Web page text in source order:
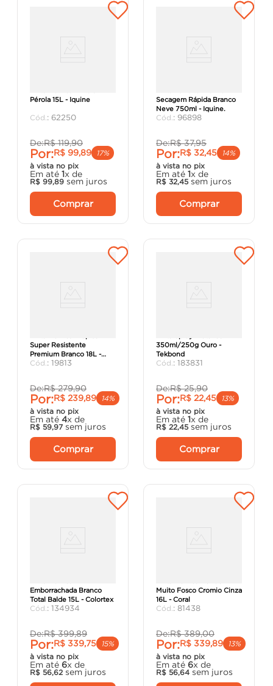
Pérola 15L - Iquine
: 62250
De:R$ 119,90
Por:R$ 99,89
17%
à vista no pix
Em até 1x de
R$ 99,89 sem juros
Comprar
Secagem Rápida Branco
Neve 750ml - Iquine.
: 96898
De:R$ 37,95
Por:R$ 32,45
14%
à vista no pix
Em até 1x de
R$ 32,45 sem juros
Comprar
Super Resistente
Premium Branco 18L -
Iquine: 19813
De:R$ 279,90
Por:R$ 239,89
14%
à vista no pix
Em até 4x de
R$ 59,97 sem juros
Comprar
350ml/250g Ouro -
Tekbond
: 183831
De:R$ 25,90
Por:R$ 22,45
13%
à vista no pix
Em até 1x de
R$ 22,45 sem juros
Comprar
Emborrachada Branco
Total Balde 15L - Colortex
: 134934
De:R$ 399,89
Por:R$ 339,75
15%
à vista no pix
Em até 6x de
R$ 56,62 sem juros
Muito Fosco Cromio Cinza
16L - Coral
: 81438
De:R$ 389,00
Por:R$ 339,89
13%
à vista no pix
Em até 6x de
R$ 56,64 sem juros